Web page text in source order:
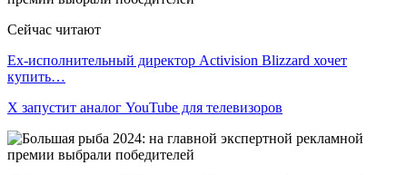
Сейчас читают
Ex-исполнительный директор Activision Blizzard хочет
купить…
X запустит аналог YouTube для телевизоров